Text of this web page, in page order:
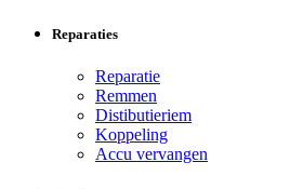
Reparaties
Reparatie
Remmen
Distibutieriem
Koppeling
Accu vervangen